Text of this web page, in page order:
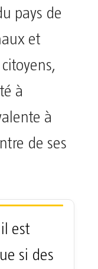
pays de
et
à
à
de ses
est
si des